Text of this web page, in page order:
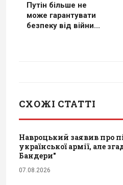
Путін більше не
може гарантувати
безпеку від війни...
СХОЖІ СТАТТІ
Навроцький заявив про
української армії, але
Бандери"
07.08.2026